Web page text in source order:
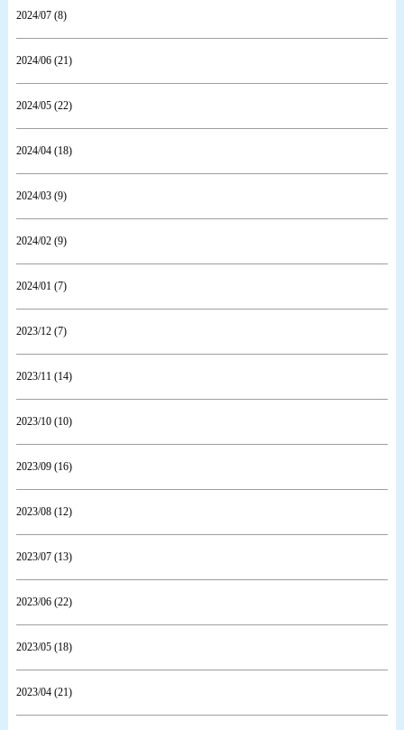
2024/07 (8)
2024/06 (21)
2024/05 (22)
2024/04 (18)
2024/03 (9)
2024/02 (9)
2024/01 (7)
2023/12 (7)
2023/11 (14)
2023/10 (10)
2023/09 (16)
2023/08 (12)
2023/07 (13)
2023/06 (22)
2023/05 (18)
2023/04 (21)